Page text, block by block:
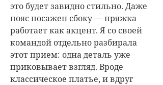
это будет завидно стильно. Даже
пояс посажен сбоку — пряжка
работает как акцент. Я со своей
командой отдельно разбирала
этот прием: одна деталь уже
приковывает взгляд. Вроде
классическое платье, и вдруг